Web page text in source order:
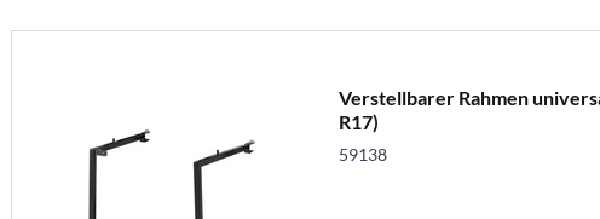
Verstellbarer Rahmen
R17)
59138